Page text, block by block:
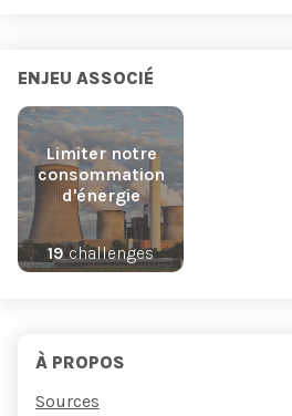
ENJEU ASSOCIÉ
Limiter notre
consommation
d'énergie
19challenges
À PROPOS
Sources